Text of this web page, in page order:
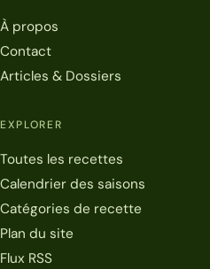
À propos
Contact
Articles & Dossiers
EXPLORER
Toutes les recettes
Calendrier des saisons
Catégories de recette
Plan du site
Flux RSS